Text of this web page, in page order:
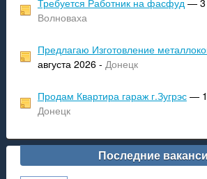
Требуется Работник на фасфуд— 3
Волноваха
Предлагаю Изготовление
августа 2026 - Донецк
Продам Квартира гараж г.Зугрэс—
Донецк
Последние